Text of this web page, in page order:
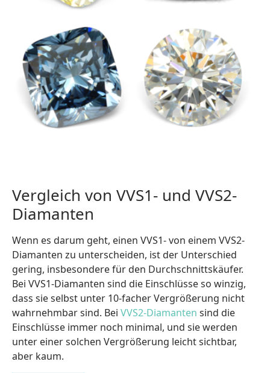
Vergleich von VVS1- und VVS2-
Diamanten
Wenn es darum geht, einen VVS1- von einem VVS2-
Diamanten zu unterscheiden, ist der Unterschied
gering, insbesondere für den Durchschnittskäufer.
Bei VVS1-Diamanten sind die Einschlüsse so winzig,
dass sie selbst unter 10-facher Vergrößerung nicht
wahrnehmbar sind. Bei VVS2-Diamanten sind die
Einschlüsse immer noch minimal, und sie werden
unter einer solchen Vergrößerung leicht sichtbar,
aber kaum.